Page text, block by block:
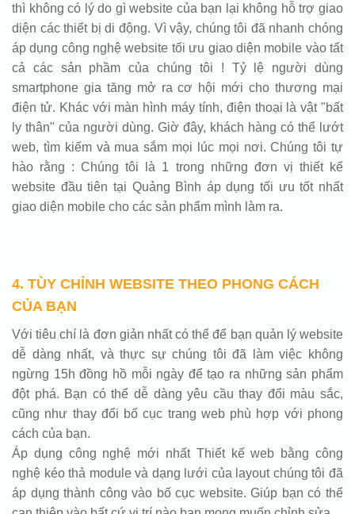
thì không có lý do gì website của bạn lại không hỗ trợ giao
diện các thiết bị di động. Vì vậy, chúng tôi đã nhanh chóng
áp dụng công nghệ website tối ưu giao diện mobile vào tất
cả các sản phầm của chúng tôi ! Tỷ lệ người dùng
smartphone gia tăng mở ra cơ hội mới cho thương mại
điện tử. Khác với màn hình máy tính, điện thoại là vật "bất
ly thân" của người dùng. Giờ đây, khách hàng có thể lướt
web, tìm kiếm và mua sắm mọi lúc mọi nơi. Chúng tôi tự
hào rằng : Chúng tôi là 1 trong những đơn vị thiết kế
website đầu tiên tại Quảng Bình áp dụng tối ưu tốt nhất
giao diện mobile cho các sản phẩm mình làm ra.
4. TÙY CHỈNH WEBSITE THEO PHONG CÁCH
CỦA BẠN
Với tiêu chí là đơn giản nhất có thể để bạn quản lý website
dễ dàng nhất, và thực sự chúng tôi đã làm việc không
ngừng 15h đồng hồ mỗi ngày để tạo ra những sản phẩm
đột phá. Bạn có thể dễ dàng yêu cầu thay đổi màu sắc,
cũng như thay đổi bố cục trang web phù hợp với phong
cách của bạn.
Áp dụng công nghệ mới nhất Thiết kế web bằng công
nghệ kéo thả module và dạng lưới của layout chúng tôi đã
áp dụng thành công vào bố cục website. Giúp bạn có thể